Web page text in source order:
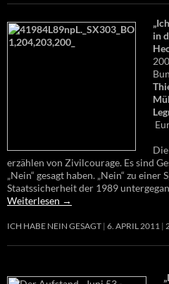
in
erzählen von Zivilcourage. Es sind
„Nein“ gesagt haben. „Nein“ zu
Staatssicherheit der 1989
Weiterlesen →
ICH HABE NEIN GESAGT 6. APRIL 2011